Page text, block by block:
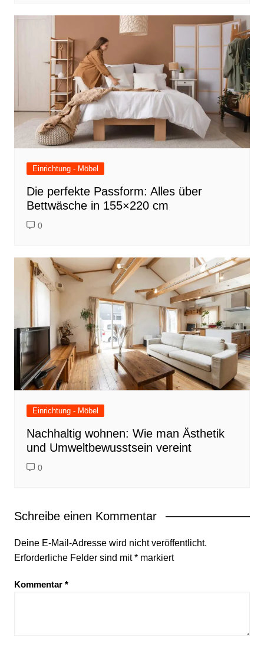
Einrichtung - Möbel
Die perfekte Passform: Alles über
Bettwäsche in 155×220 cm
0
Einrichtung - Möbel
Nachhaltig wohnen: Wie man Ästhetik
und Umweltbewusstsein vereint
0
Schreibe einen Kommentar
Deine E-Mail-Adresse wird nicht veröffentlicht.
Erforderliche Felder sind mit*markiert
Kommentar *